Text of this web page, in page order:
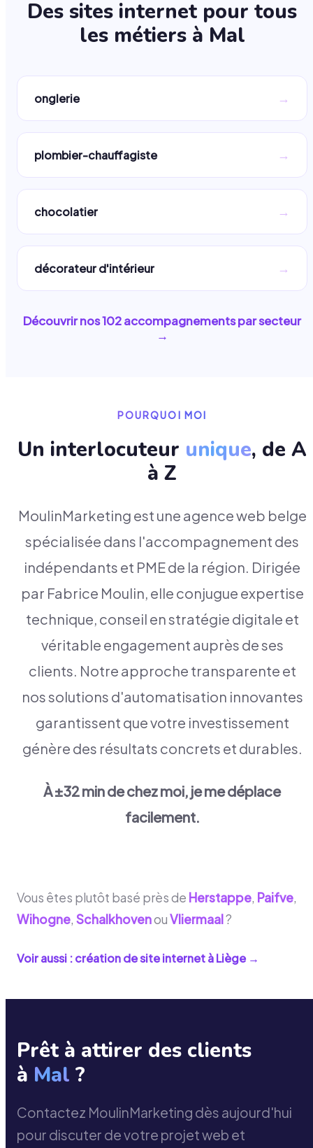
Des sites internet pour tous
les métiers à Mal
onglerie →
plombier-chauffagiste →
chocolatier →
décorateur d'intérieur →
Découvrir nos102accompagnements par secteur
→
POURQUOI MOI
Un interlocuteur unique, de A
à Z
MoulinMarketing est une agence web belge
spécialisée dans l'accompagnement des
indépendants et PME de la région. Dirigée
par Fabrice Moulin, elle conjugue expertise
technique, conseil en stratégie digitale et
véritable engagement auprès de ses
clients. Notre approche transparente et
nos solutions d'automatisation innovantes
garantissent que votre investissement
génère des résultats concrets et durables.
À ±32 min de chez moi, je me déplace
facilement.
Vous êtes plutôt basé près de Herstappe, Paifve,
Wihogne, SchalkhovenouVliermaal?
Voir aussi : création de site internet àLiège→
Prêt à attirer des clients
à Mal ?
Contactez MoulinMarketing dès aujourd'hui
pour discuter de votre projet web et